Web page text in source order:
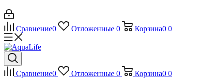
Сравнение0 Отложенные 0 Корзина0 0
Сравнение0 Отложенные 0 Корзина0 0